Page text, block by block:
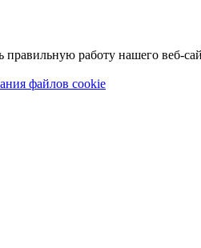
работу нашего веб-
файлов cookie